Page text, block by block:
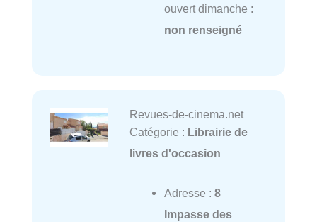
ouvert dimanche :
non renseigné
Revues-de-cinema.net
Catégorie : Librairie de
livres d'occasion
Adresse : 8
Impasse des